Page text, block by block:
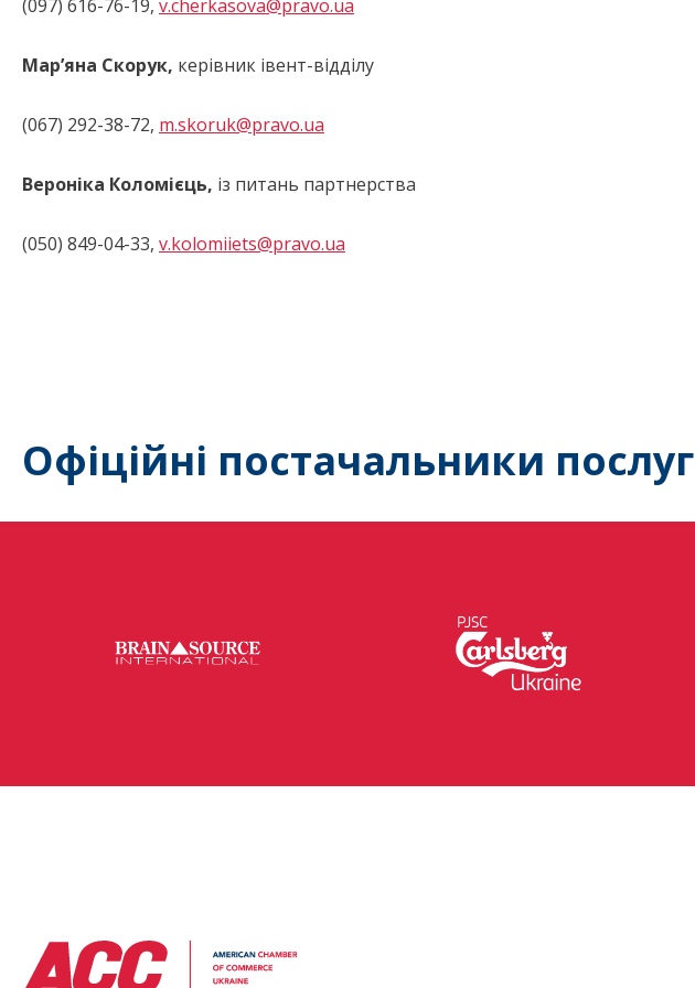
(097) 616-76-19, v.cherkasova@pravo.ua
Мар’яна Скорук, керівник івент-відділу
(067) 292-38-72, m.skoruk@pravo.ua
Вероніка Коломієць, із питань партнерства
(050) 849-04-33, v.kolomiiets@pravo.ua
Офіційні постачальники послуг